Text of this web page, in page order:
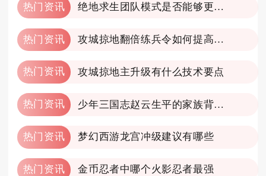
热门资讯 绝地求生团队模式是否能够更改地图
热门资讯 攻城掠地翻倍练兵令如何提高战斗力
热门资讯 攻城掠地主升级有什么技术要点
热门资讯 少年三国志赵云生平的家族背景如何
热门资讯 梦幻西游龙宫冲级建议有哪些
热门资讯 金币忍者中哪个火影忍者最强